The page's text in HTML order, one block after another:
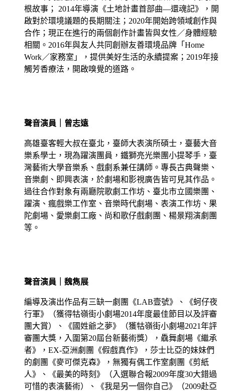
根故事； 2014年導演《土地計畫首部曲—還魂記》，開
啟對於環境議題的長期關注；2020年開始跨領域創作與
合作；現正在進行的兩個創作計畫皆與女性／身體經驗
相關。2016年與友人共同創辦友善環境品牌「Home
Work／家務室」，提供美好生活的永續提案；2019年接
觸芳香療法，開啟嗅覺的道路。
聲音演員｜曾志遠
高雄臺客輕大叔在臺北，臺師大表演所碩士，臺藝大音
樂系學士，現為躍演團員，鐵獅亮光樂團小提琴手，臺
灣藝術大學音樂系、戲劇系兼任講師。專長古典聲樂、
音樂劇、即興表演，於劇場和影視廣告皆可見其作品。
過往合作對象有兩廳院歌劇工作坊、臺北市立國樂團、
躍演、瘋戲樂工作室、音樂時代劇場、表演工作坊、果
陀劇場、愛樂劇工廠、尚和歌仔戲劇團、楊景翔演劇團
等。
聲音演員｜魏雋展
編導及演出作品有三缺一劇團《LAB壹號》、《蚵仔夜
行軍》（獲得牯嶺街小劇場2014年度最佳節目以及評審
團大賞）、《國姓爺之夢》（獲牯嶺街小劇場2021年評
審團大獎，入圍第20屆台新藝術獎），驫舞劇場《繼承
者》，EX-亞洲劇團《假戲真作》，莎士比亞的妹妹們
的劇團《麥可傑克森》，無獨有偶工作室劇團《剪紙
人》、《最美的時刻》（入選聯合報2009年度30大錯過
可惜的表演藝術）、《我是另一個你自己》（2009赴亞